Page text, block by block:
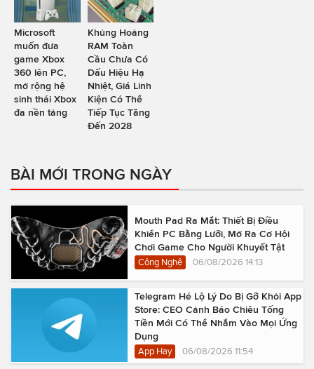
Microsoft
muốn đưa
game Xbox
360 lên PC,
mở rộng hệ
sinh thái Xbox
đa nền tảng
Khủng Hoảng
RAM Toàn
Cầu Chưa Có
Dấu Hiệu Hạ
Nhiệt, Giá Linh
Kiện Có Thể
Tiếp Tục Tăng
Đến 2028
BÀI MỚI TRONG NGÀY
Mouth Pad Ra Mắt: Thiết Bị Điều
Khiển PC Bằng Lưỡi, Mở Ra Cơ Hội
Chơi Game Cho Người Khuyết Tật
Công Nghệ 06/08/2026 14:13
Telegram Hé Lộ Lý Do Bị Gỡ Khỏi App
Store: CEO Cảnh Báo Chiêu Tống
Tiền Mới Có Thể Nhắm Vào Mọi Ứng
Dụng
App Hay 06/08/2026 11:54